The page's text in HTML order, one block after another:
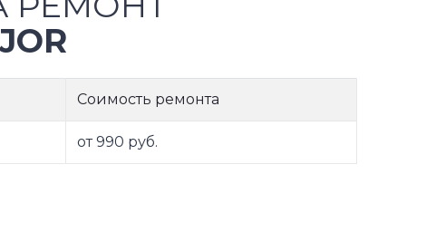
Соимость ремонта
от 990 руб.